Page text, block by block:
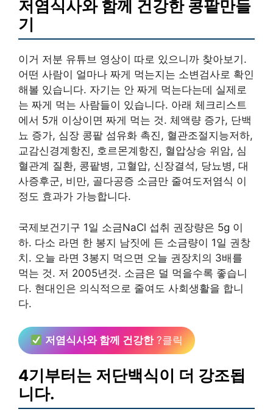
저염식사와 함께 건강한 콩팥만들
기
이거 저분 유튜브 영상이 따로 있으니까 찾아보기.
어떤 사람이 얼마나 짜게 먹는지는 소변검사로 확인
해볼 있습니다. 자기는 안 짜게 먹는다는데 실제로
는 짜게 먹는 사람들이 있습니다. 아래 체크리스트
에서 5개 이상이면 짜게 먹는 것. 체액량 증가, 단백
뇨 증가, 심장 콩팥 섬유화 촉진, 혈관조절지능저하,
교감신경계항진, 호르몬계항진, 혈압상승 위암, 심
혈관계 질환, 콩팥병, 고혈압, 신장결석, 당뇨병, 대
사증후군, 비만, 골다공증 소금만 줄여도저염식 이
정도 효과가 가능합니다.
국제보건기구 1일 소금NaCl 섭취 권장량은 5g 이
하. 다소 라면 한 봉지 남짓에 든 소금량이 1일 권창
치. 오늘 라면 3봉지 먹으면 오늘 권장치의 3배를
먹는 것. 저 2005년것. 소금은 덜 먹을수록 좋습니
다. 현대인은 의식적으로 줄여도 사회생활을 합니
다.
저염식사와 함께 건강한?클릭
4기부터는 저단백식이 더 강조됩
니다.